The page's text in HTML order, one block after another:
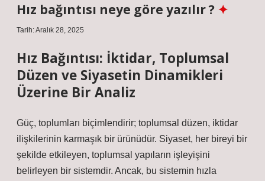
Hız bağıntısı neye göre yazılır ?
Tarih: Aralık 28, 2025
Hız Bağıntısı: İktidar, Toplumsal
Düzen ve Siyasetin Dinamikleri
Üzerine Bir Analiz
Güç, toplumları biçimlendirir; toplumsal düzen, iktidar
ilişkilerinin karmaşık bir ürünüdür. Siyaset, her bireyi bir
şekilde etkileyen, toplumsal yapıların işleyişini
belirleyen bir sistemdir. Ancak, bu sistemin hızla